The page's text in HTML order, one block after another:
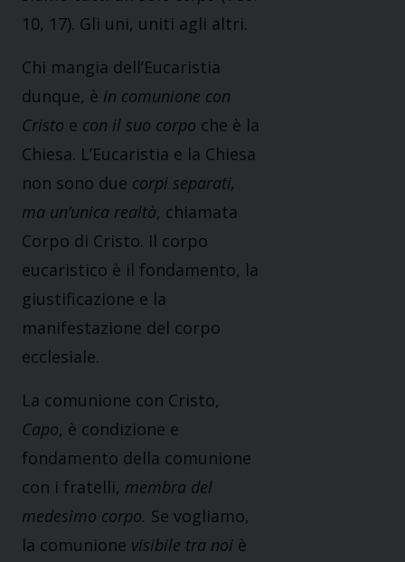
10, 17). Gli uni, uniti agli altri.
Chi mangia dell’Eucaristia
dunque, è in comunione con
Cristo e con il suo corpo che è la
Chiesa. L’Eucaristia e la Chiesa
non sono due corpi separati,
ma un’unica realtà, chiamata
Corpo di Cristo. Il corpo
eucaristico è il fondamento, la
giustificazione e la
manifestazione del corpo
ecclesiale.
La comunione con Cristo,
Capo, è condizione e
fondamento della comunione
con i fratelli, membra del
medesimo corpo. Se vogliamo,
la comunione visibile tra noi è